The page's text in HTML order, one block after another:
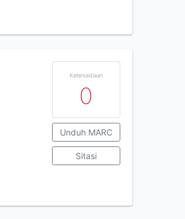
Ketersediaan
0
Unduh MARC
Sitasi